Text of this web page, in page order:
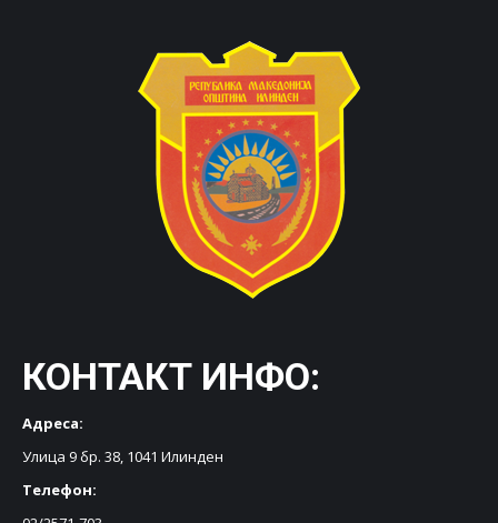
КОНТАКТ ИНФО:
Адреса:
Улица 9 бр. 38, 1041 Илинден
Телефон: